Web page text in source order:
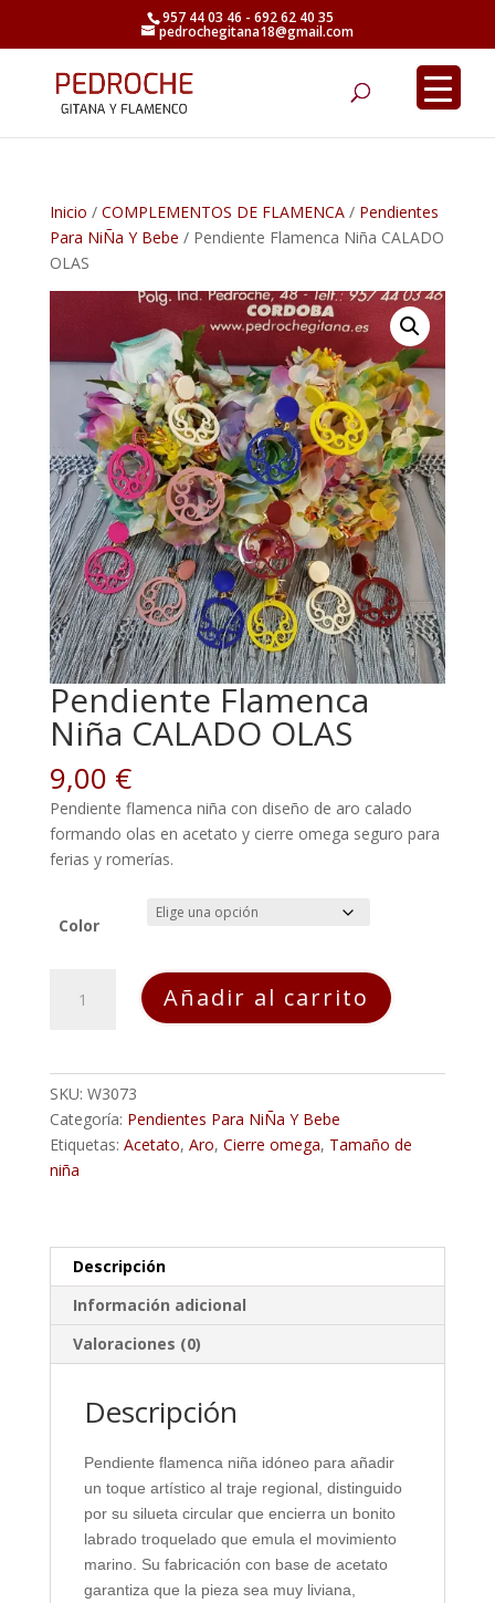
957 44 03 46 - 692 62 40 35
pedrochegitana18@gmail.com
Inicio / COMPLEMENTOS DE FLAMENCA/ Pendientes
Para NiÑa Y Bebe / Pendiente Flamenca Niña CALADO
OLAS
Pendiente Flamenca
Niña CALADO OLAS
9,00 €
Pendiente flamenca niña con diseño de aro calado
formando olas en acetato y cierre omega seguro para
ferias y romerías.
Color
Flamenca
cantidad
Añadir al carrito
SKU: W3073
Categoría: Pendientes Para NiÑa Y Bebe
Etiquetas: Acetato, Aro, Cierre omega, Tamaño de
niña
Descripción
Información adicional
Valoraciones (0)
Descripción
Pendiente flamenca niña idóneo para añadir
un toque artístico al traje regional, distinguido
por su silueta circular que encierra un bonito
labrado troquelado que emula el movimiento
marino. Su fabricación con base de acetato
garantiza que la pieza sea muy liviana,